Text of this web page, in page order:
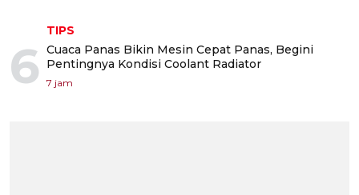
6
TIPS
Cuaca Panas Bikin Mesin Cepat Panas, Begini
Pentingnya Kondisi Coolant Radiator
7 jam